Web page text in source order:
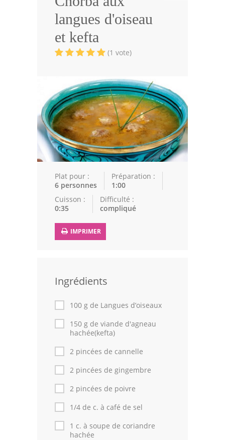
Volailles
Cuisines Orientales
Pâtisseries Orientales
Cuisine Algérienne
Cuisine Tunisienne
Cuisine Juive
Cuisine Libanaise
Articles
Actualités
Leçons de cuisine
Chefs
Forum
Thèmes
Espace Personnel
langues d'oiseau
et kefta
(1 vote)
Plat pour :
6 personnes
Préparation :
1:00
Cuisson :
0:35
Difficulté :
compliqué
IMPRIMER
Ingrédients
100 g de Langues d’oiseaux
150 g de viande d'agneau
hachée(kefta)
2 pincées de cannelle
2 pincées de gingembre
2 pincées de poivre
1/4 de c. à café de sel
1 c. à soupe de coriandre
hachée